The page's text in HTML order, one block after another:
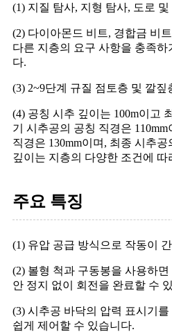
(1) 지질 탐사, 지형 탐사, 도로
(2) 다이아몬드 비트, 경합금 비
다른 지층의 요구 사항을 충족하
다.
(3) 2~9단계 규질 점토층 및 깔짚
(4) 공칭 시추 깊이는 100m이고
기 시추공의 공칭 직경은
직경은 130mm이며, 최종 시추
깊이는 지층의 다양한 조건에 따
주요 특징
(1) 유압 공급 방식으로 작동이
(2) 볼형 척과 구동봉을 사용하
안 정지 없이 회전을 완료할 수
(3) 시추공 바닥의 압력 표시기
쉽게 제어할 수 있습니다.